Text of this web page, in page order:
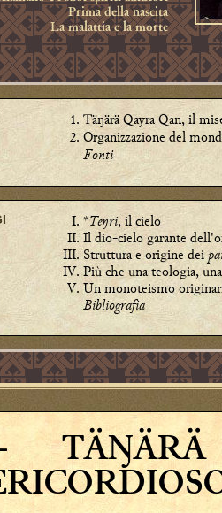
Prima della nascita
La malattia e la morte
Täŋärä Qayra Qan, il
Organizzazione del
Fonti
*Teŋri, il cielo
Il dio-cielo garante
Struttura e origine dei
Più che una teologia,
Un monoteismo
Bibliografia